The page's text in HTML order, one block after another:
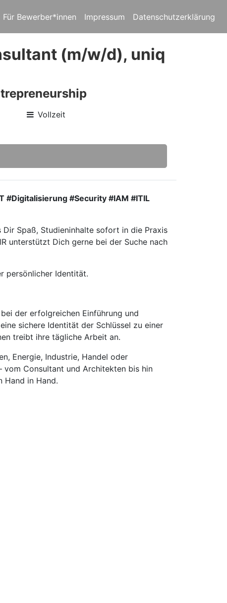
Für Bewerber*innen Impressum Datenschutzerklärung
(m/w/d), uniq
Vollzeit
#Digitalisierung #Security #IAM #ITIL
Spaß, Studieninhalte sofort in die Praxis
unterstützt Dich gerne bei der Suche nach
persönlicher Identität.
der erfolgreichen Einführung und
sichere Identität der Schlüssel zu einer
treibt ihre tägliche Arbeit an.
Energie, Industrie, Handel oder
vom Consultant und Architekten bis hin
Hand in Hand.